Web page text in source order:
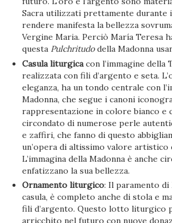
Sacra utilizzati prettamente durante
rendere manifesta la bellezza
Vergine Maria. Perciò María Teresa
questa Pulchritudodella Madonna
Casula liturgicacon l’immagine della
realizzata con fili d’argento e seta.
eleganza, ha un tondo centrale con
Madonna, che segue i canoni
rappresentazione in colore bianco e
circondato di numerose perle
e zaffiri, che fanno di questo
un’opera di altissimo valore artistico
L’immagina della Madonna è anche
enfatizzano la sua bellezza.
Ornamento liturgico: Il paramento
casula, è completo anche di stola e
fili d’argento. Questo lotto liturgico
arricchito nel futuro con nuove